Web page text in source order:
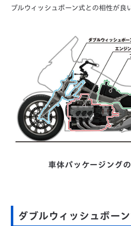
ブルウィッシュボーン式との相性が良
車体パッケージング
ダブルウィッシュボー